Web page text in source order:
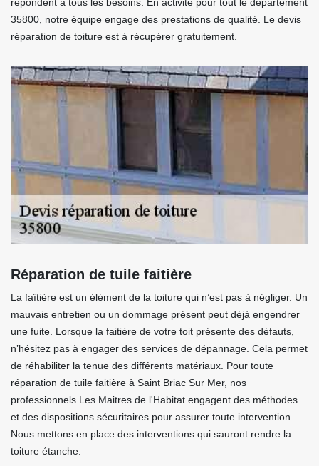
35800, notre équipe engage des prestations de qualité. Le devis
réparation de toiture est à récupérer gratuitement.
Réparation de tuile faitière
La faîtière est un élément de la toiture qui n’est pas à négliger. Un
mauvais entretien ou un dommage présent peut déjà engendrer
une fuite. Lorsque la faitière de votre toit présente des défauts,
n’hésitez pas à engager des services de dépannage. Cela permet
de réhabiliter la tenue des différents matériaux. Pour toute
réparation de tuile faitière à Saint Briac Sur Mer, nos
professionnels Les Maitres de l'Habitat engagent des méthodes
et des dispositions sécuritaires pour assurer toute intervention.
Nous mettons en place des interventions qui sauront rendre la
toiture étanche.